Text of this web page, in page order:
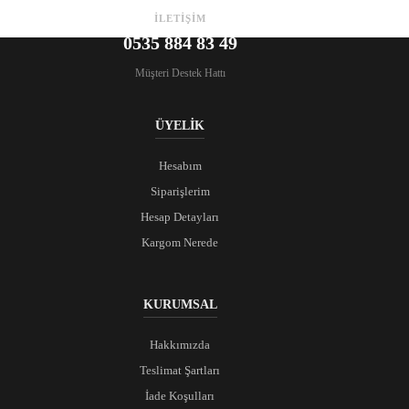
İLETİŞİM
0535 884 83 49
Müşteri Destek Hattı
ÜYELİK
Hesabım
Siparişlerim
Hesap Detayları
Kargom Nerede
KURUMSAL
Hakkımızda
Teslimat Şartları
İade Koşulları